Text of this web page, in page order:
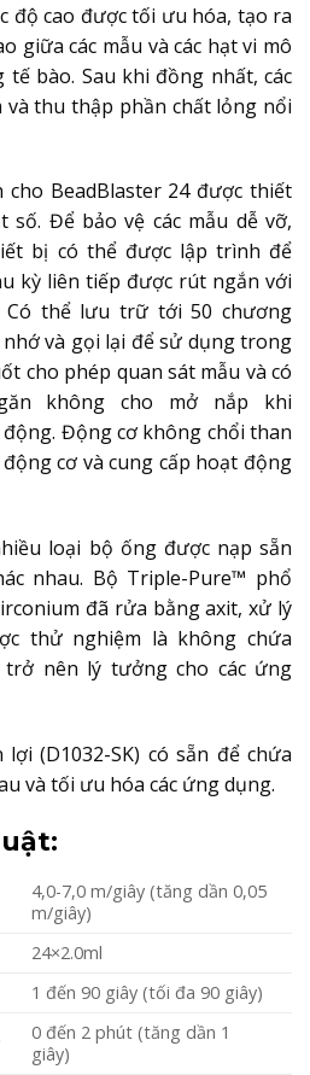
độ cao được tối ưu hóa, tạo ra
giữa các mẫu và các hạt vi mô
bào. Sau khi đồng nhất, các
và thu thập phần chất lỏng nổi
cho BeadBlaster 24 được thiết
Để bảo vệ các mẫu dễ vỡ,
bị có thể được lập trình để
kỳ liên tiếp được rút ngắn với
thể lưu trữ tới 50 chương
và gọi lại để sử dụng trong
cho phép quan sát mẫu và có
không cho mở nắp khi
Động cơ không chổi than
cơ và cung cấp hoạt động
loại bộ ống được nạp sẵn
nhau. Bộ Triple-Pure™ phổ
đã rửa bằng axit, xử lý
thử nghiệm là không chứa
trở nên lý tưởng cho các ứng
(D1032-SK) có sẵn để chứa
và tối ưu hóa các ứng dụng.
4,0-7,0 m/giây (tăng dần 0,05
m/giây)
24×2.0ml
1 đến 90 giây (tối đa 90 giây)
0 đến 2 phút (tăng dần 1
giây)